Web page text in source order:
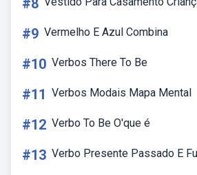
#8
#9 Vermelho E Azul Combina
#10 Verbos There To Be
#11 Verbos Modais Mapa Mental
#12 Verbo To Be O'que é
#13 Verbo Presente Passado E